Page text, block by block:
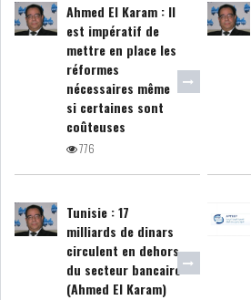
HISTORIQUE ANALYSES HEBDOMADAIRES
SICAV
GRAPHIQUE TUNINDEX
GRAPHIQUE DU TUNINDEX
Ahmed El Karam : Il
est impératif de
mettre en place les
réformes
nécessaires même
si certaines sont
coûteuses
776
Tunisie : 17
milliards de dinars
circulent en dehors
du secteur bancaire
(Ahmed El Karam)